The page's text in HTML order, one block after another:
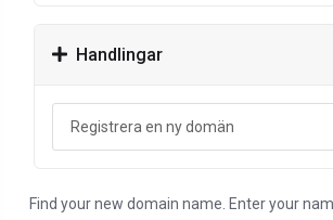
Handlingar
Find your new domain name. Enter your